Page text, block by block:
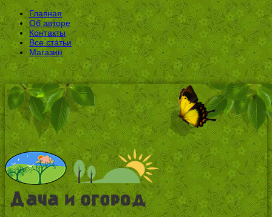
Главная
Об авторе
Контакты
Все статьи
Магазин